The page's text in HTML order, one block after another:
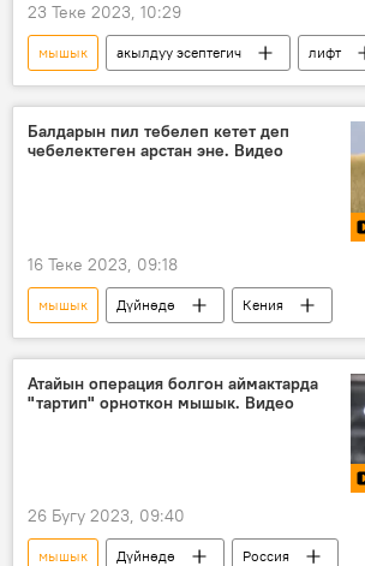
23 Теке 2023, 10:29
мышык акылдуу эсептегич
лифт
кошуна
батир
көп кабаттуу үй
Видео
Балдарын пил тебелеп кетет деп
чебелектеген арстан эне. Видео
16 Теке 2023, 09:18
мышык Дүйнөдө
Кения
жаныбарлар
арстан
пил
Видео
Атайын операция болгон аймактарда
"тартип" орноткон мышык. Видео
26 Бугу 2023, 09:40
мышык Дүйнөдө
Россия